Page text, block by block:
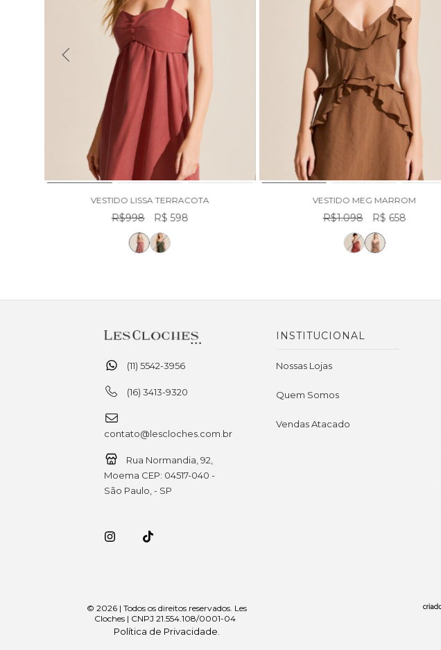
VESTIDO LISSA TERRACOTA
R$998 R$ 598
VESTIDO MEG MARROM
R$1.098 R$ 658
(11) 5542-3956
(16) 3413-9320
contato@lescloches.com.br
Rua Normandia, 92,
Moema CEP: 04517-040 -
São Paulo, - SP
INSTITUCIONAL
Nossas Lojas
Quem Somos
Vendas Atacado
© 2026 | Todos os direitos reservados. Les
Cloches | CNPJ 21.554.108/0001-04
Política de Privacidade